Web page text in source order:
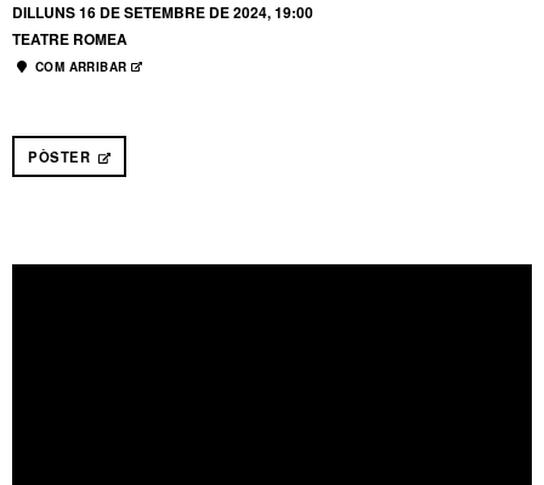
DILLUNS 16 DE SETEMBRE DE 2024, 19:00
TEATRE ROMEA
COM ARRIBAR ABRE EN NUEVA VENTANA
PÒSTER ABRE EN NUEVA VENTANA